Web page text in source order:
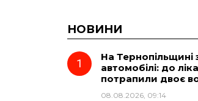
НОВИНИ
На Тернопільщині
автомобілі: до
потрапили двоє
08.08.2026, 09:14